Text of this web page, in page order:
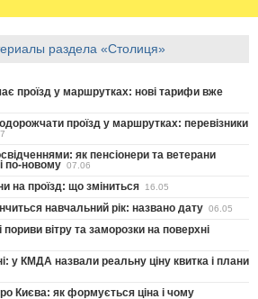
раздела «Столиця»
проїзд у маршрутках: нові тарифи вже
проїзд у маршрутках: перевізники
як пенсіонери та ветерани
по-новому 07.06
на проїзд: що зміниться 16.05
навчальний рік: названо дату 06.05
пориви вітру та заморозки на поверхні
у КМДА назвали реальну ціну квитка і плани
Києва: як формується ціна і чому